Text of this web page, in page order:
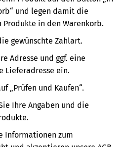
und legen damit die
Produkte in den Warenkorb.
gewünschte Zahlart.
Adresse und ggf. eine
Lieferadresse ein.
„Prüfen und Kaufen“.
Ihre Angaben und die
Informationen zum